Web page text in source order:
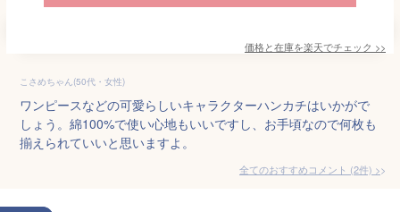
価格と在庫を楽天でチェック >>
こさめちゃん(50代・女性)
ワンピースなどの可愛らしいキャラクターハンカチはいかがで
しょう。綿100%で使い心地もいいですし、お手頃なので何枚も
揃えられていいと思いますよ。
全てのおすすめコメント (2件) >